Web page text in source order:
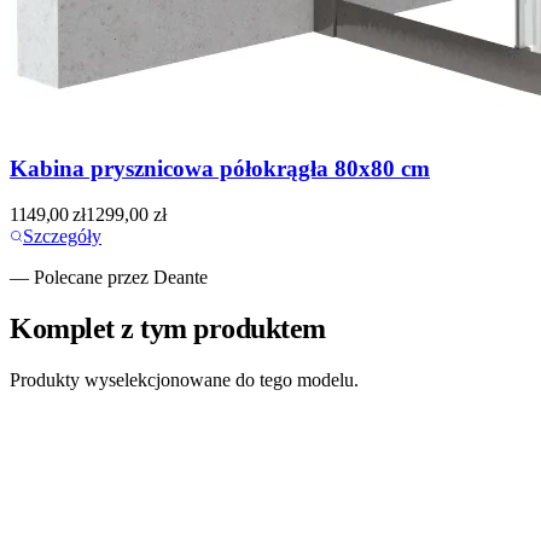
Kabina prysznicowa półokrągła 80x80 cm
1149,00zł1299,00zł
Szczegóły
— Polecane przez Deante
Komplet z tym produktem
Produkty wyselekcjonowane do tego modelu.